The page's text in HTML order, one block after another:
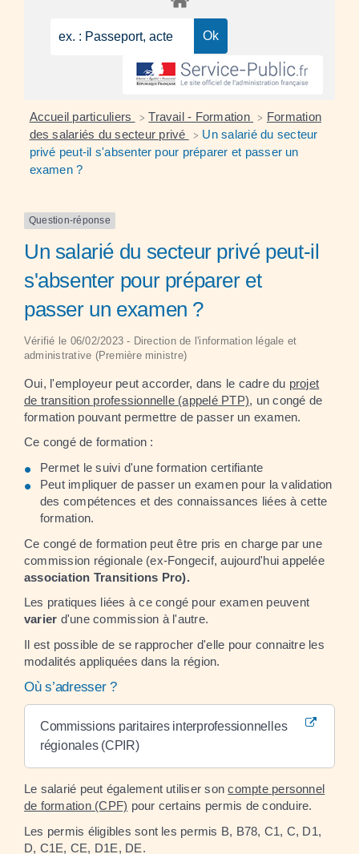
Accueil particuliers > Travail - Formation > Formation
des salariés du secteur privé
> Un salarié du secteur
privé peut-il s'absenter pour préparer et passer un
examen ?
Question-réponse
Un salarié du secteur privé peut-il
s'absenter pour préparer et
passer un examen ?
Vérifié le 06/02/2023 - Direction de l'information légale et
administrative (Première ministre)
Oui, l'employeur peut accorder, dans le cadre du projet
de transition professionnelle (appelé PTP), un congé de
formation pouvant permettre de passer un examen.
Ce congé de formation :
Permet le suivi d'une formation certifiante
Peut impliquer de passer un examen pour la validation
des compétences et des connaissances liées à cette
formation.
Ce congé de formation peut être pris en charge par une
commission régionale (ex-Fongecif, aujourd'hui appelée
association Transitions Pro).
Les pratiques liées à ce congé pour examen peuvent
varier d'une commission à l'autre.
Il est possible de se rapprocher d'elle pour connaitre les
modalités appliquées dans la région.
Où s’adresser ?
Commissions paritaires interprofessionnelles
régionales (CPIR)
Le salarié peut également utiliser soncompte personnel
de formation (CPF) pour certains permis de conduire.
Les permis éligibles sont les permis B, B78, C1, C, D1,
D, C1E, CE, D1E, DE.